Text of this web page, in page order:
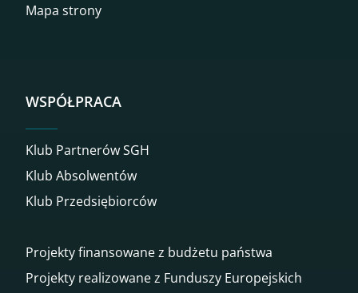
Mapa strony
WSPÓŁPRACA
Klub Partnerów SGH
Klub Absolwentów
Klub Przedsiębiorców
Projekty finansowane z budżetu państwa
Projekty realizowane z Funduszy Europejskich